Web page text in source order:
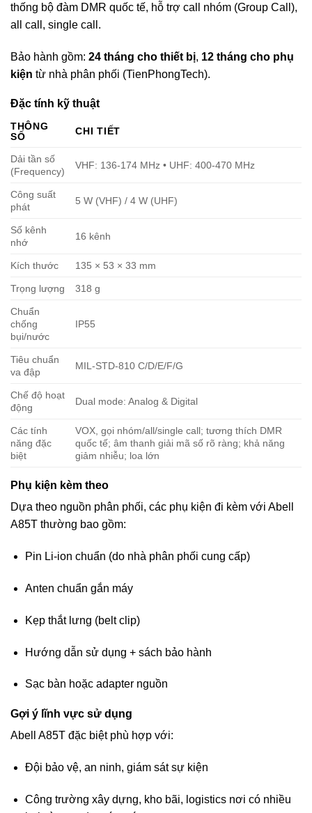
thống bộ đàm DMR quốc tế, hỗ trợ call nhóm (Group Call),
all call, single call.
Bảo hành gồm: 24 tháng cho thiết bị, 12 tháng cho phụ
kiện từ nhà phân phối (TienPhongTech).
Đặc tính kỹ thuật
THÔNG
SỐ
CHI TIẾT
Dải tần số
(Frequency)
VHF: 136-174 MHz • UHF: 400-470 MHz
Công suất
phát
5 W (VHF) / 4 W (UHF)
Số kênh
nhớ
16 kênh
Kích thước 135 × 53 × 33 mm
Trọng lượng 318 g
Chuẩn
chống
bụi/nước
IP55
Tiêu chuẩn
va đập
MIL-STD-810 C/D/E/F/G
Chế độ hoạt
động
Dual mode: Analog & Digital
Các tính
năng đặc
biệt
VOX, gọi nhóm/all/single call; tương thích DMR
quốc tế; âm thanh giải mã số rõ ràng; khả năng
giảm nhiễu; loa lớn
Phụ kiện kèm theo
Dựa theo nguồn phân phối, các phụ kiện đi kèm với Abell
A85T thường bao gồm:
Pin Li-ion chuẩn (do nhà phân phối cung cấp)
Anten chuẩn gắn máy
Kẹp thắt lưng (belt clip)
Hướng dẫn sử dụng + sách bảo hành
Sạc bàn hoặc adapter nguồn
Gợi ý lĩnh vực sử dụng
Abell A85T đặc biệt phù hợp với:
Đội bảo vệ, an ninh, giám sát sự kiện
Công trường xây dựng, kho bãi, logistics nơi có nhiều